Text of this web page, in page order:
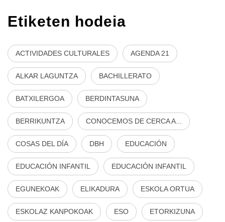
Etiketen hodeia
ACTIVIDADES CULTURALES AGENDA 21
ALKAR LAGUNTZA BACHILLERATO
BATXILERGOA BERDINTASUNA
BERRIKUNTZA CONOCEMOS DE CERCA A...
COSAS DEL DÍA DBH EDUCACIÓN
EDUCACIÓN INFANTIL EDUCACIÓN INFANTIL
EGUNEKOAK ELIKADURA ESKOLA ORTUA
ESKOLAZ KANPOKOAK ESO ETORKIZUNA